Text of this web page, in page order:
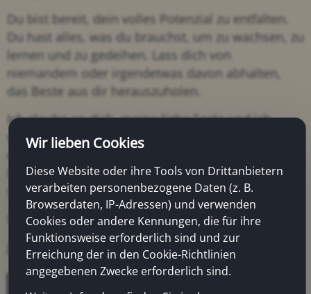
Du bist bereit, dein volles Potenzial zu entfalten.
Du hast alles, was du brauchst, um zu wachsen, zu
lernen und zu gedeihen. Lass dich von
niemandem oder irgendetwas davon abhalten,
das Beste aus dir herauszuholen.
Ich glaube an dich, meine liebe Seele und ich
weiß, dass du in der Lage bist, Großes zu
erreichen. Vertraue dir selbst, folge deinem
Herzen und gehe mutig voran. Du wirst erstaunt
sein, wozu du fähig bist.
Mit all meiner Liebe und Unterstützung,
Jürgen
Wir lieben Cookies
Diese Website oder ihre Tools von Drittanbietern
verarbeiten personenbezogene Daten (z. B.
Browserdaten, IP-Adressen) und verwenden
Cookies oder andere Kennungen, die für ihre
Funktionsweise erforderlich sind und zur
Erreichung der in den Cookie-Richtlinien
angegebenen Zwecke erforderlich sind.